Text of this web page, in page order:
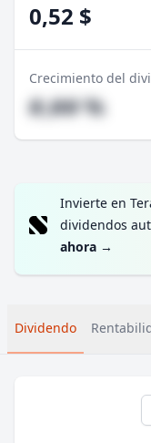
0,52 $
Crecimiento del
#,## %
Invierte en
dividendos
ahora →
Dividendo